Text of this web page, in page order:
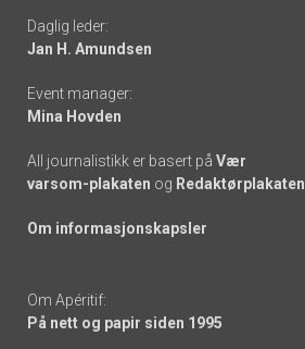
links
Daglig leder:
Jan H. Amundsen
Event manager:
Mina Hovden
All journalistikk er basert på Vær
varsom-plakaten og Redaktørplakaten
Om informasjonskapsler
Om Apéritif:
På nett og papir siden 1995